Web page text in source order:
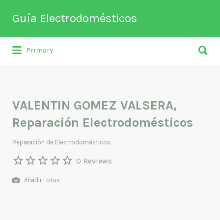
Guía Electrodomésticos
Directorio de empresas relacionadas
Buscar
por:
Primary
por:
VALENTIN GOMEZ VALSERA,
Reparación Electrodomésticos
Reparación de Electrodomésticos
0 Reviews
Añadir Fotos